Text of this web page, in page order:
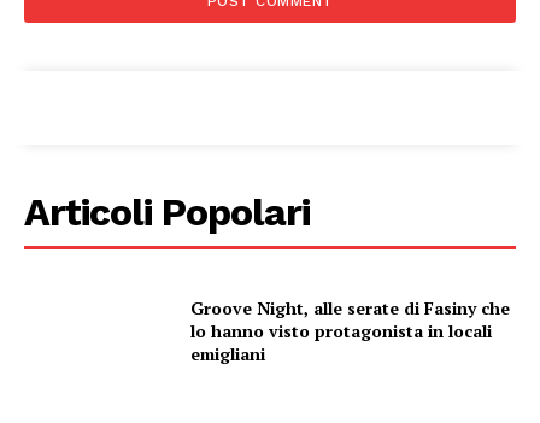
Articoli Popolari
Groove Night, alle serate di Fasiny che
lo hanno visto protagonista in locali
emigliani